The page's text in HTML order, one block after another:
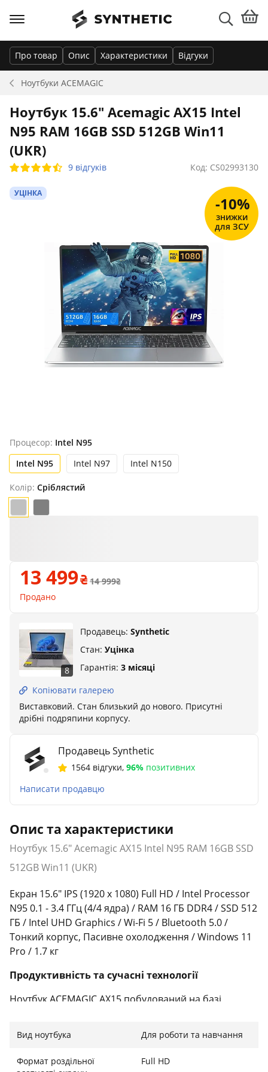
Ноутбуки ACEMAGIC
Про товар Опис Характеристики Відгуки
Ноутбук 15.6" Acemagic AX15 Intel
N95 RAM 16GB SSD 512GB Win11
(UKR)
9 відгуків Код: CS02993130
УЦІНКА
-10%
знижки
для ЗСУ
Процесор: Intel N95
Intel N95
Intel N97 Intel N150
Колір: Сріблястий
13 499
14 999
Продано
8
Продавець: Synthetic
Стан: Уцінка
Гарантія: 3 місяці
Копіювати галерею
Виставковий. Стан близький до нового. Присутні
дрібні подряпини корпусу.
Продавець Synthetic
1564 відгуки, 96% позитивних
Написати продавцю
Опис та характеристики
Ноутбук 15.6" Acemagic AX15 Intel N95 RAM 16GB SSD
512GB Win11 (UKR)
Екран 15.6" IPS (1920 x 1080) Full HD / Intel Processor
N95 0.1 - 3.4 ГГц (4/4 ядра) / RAM 16 ГБ DDR4 / SSD 512
ГБ / Intel UHD Graphics / Wi-Fi 5 / Bluetooth 5.0 /
Тонкий корпус, Пасивне охолодження / Windows 11
Pro / 1.7 кг
Продуктивність та сучасні технології
Ноутбук ACEMAGIC AX15 побудований на базі
частотою до 3.4 ГГц, пристрій демонструє чудову
швидкість роботи в багатозадачному режимі, легко
Вид ноутбука Для роботи та навчання
Формат роздільної
Full HD